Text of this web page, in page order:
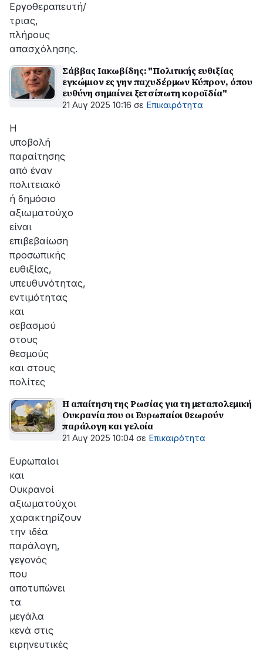
Εργοθεραπευτή/
τριας,
πλήρους
απασχόλησης.
Σάββας Ιακωβίδης: "Πολιτικής ευθιξίας
εγκώμιον ες γην παχυδέρμων Κύπρον, όπου
ευθύνη σημαίνει ξετσίπωτη κοροϊδία"
21 Αυγ 2025 10:16 σε Επικαιρότητα
Η
υποβολή
παραίτησης
από έναν
πολιτειακό
ή δημόσιο
αξιωματούχο
είναι
επιβεβαίωση
προσωπικής
ευθιξίας,
υπευθυνότητας,
εντιμότητας
και
σεβασμού
στους
θεσμούς
και στους
πολίτες
Η απαίτηση της Ρωσίας για τη μεταπολεμική
Ουκρανία που οι Ευρωπαίοι θεωρούν
παράλογη και γελοία
21 Αυγ 2025 10:04 σε Επικαιρότητα
Ευρωπαίοι
και
Ουκρανοί
αξιωματούχοι
χαρακτηρίζουν
την ιδέα
παράλογη,
γεγονός
που
αποτυπώνει
τα
μεγάλα
κενά στις
ειρηνευτικές